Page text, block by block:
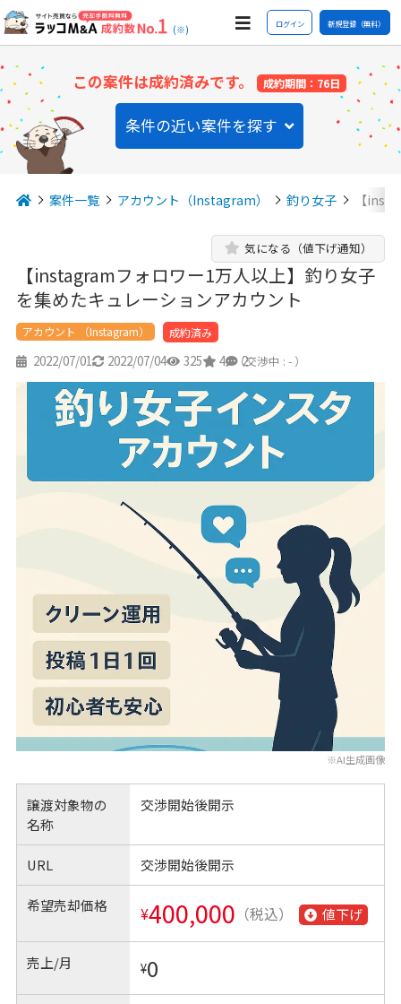
(※) ログイン 新規登録（無料）
この案件は成約済みです。 成約期間：76日
条件の近い案件を探す
案件一覧 アカウント（Instagram） 釣り女子 【
【instagramフォロワー1万人以上】釣り女子
を集めたキュレーションアカウント
気になる（値下げ通知）
アカウント （Instagram） 成約済み
2022/07/01 2022/07/04 325 4 2
（交渉中 : - ）
※AI生成画像
譲渡対象物の
名称
交渉開始後開示
URL 交渉開始後開示
希望売却価格 ¥400,000 （税込） 値下げ
売上/月 ¥0